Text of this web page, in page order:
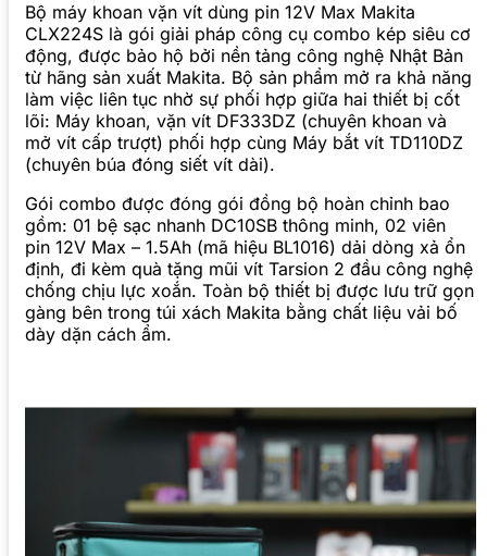
Bộ máy khoan vặn vít dùng pin 12V Max Makita
CLX224S là gói giải pháp công cụ combo kép siêu cơ
động, được bảo hộ bởi nền tảng công nghệ Nhật Bản
từ hãng sản xuất Makita. Bộ sản phẩm mở ra khả năng
làm việc liên tục nhờ sự phối hợp giữa hai thiết bị cốt
lõi: Máy khoan, vặn vít DF333DZ (chuyên khoan và
mở vít cấp trượt) phối hợp cùng Máy bắt vít TD110DZ
(chuyên búa đóng siết vít dài).
Gói combo được đóng gói đồng bộ hoàn chỉnh bao
gồm: 01 bệ sạc nhanh DC10SB thông minh, 02 viên
pin 12V Max – 1.5Ah (mã hiệu BL1016) dải dòng xả ổn
định, đi kèm quà tặng mũi vít Tarsion 2 đầu công nghệ
chống chịu lực xoắn. Toàn bộ thiết bị được lưu trữ gọn
gàng bên trong túi xách Makita bằng chất liệu vải bố
dày dặn cách ẩm.